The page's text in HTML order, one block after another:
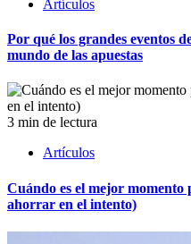
Artículos
Por qué los grandes eventos
mundo de las apuestas
3 min de lectura
Artículos
Cuándo es el mejor
ahorrar en el intento)